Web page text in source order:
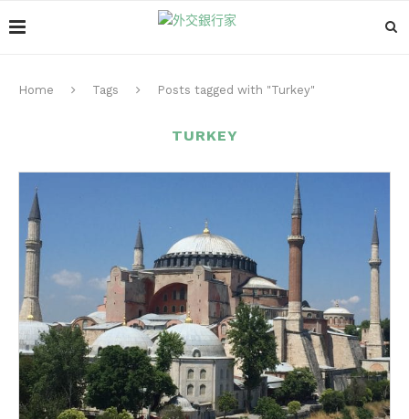
Home Tags Posts tagged with "Turkey"
TURKEY